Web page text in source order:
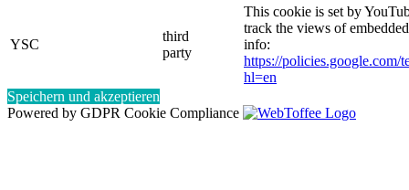
YSC
third
party
This cookie is set by
track the views of
info:
https://policies.google.com/
hl=en
Speichern und akzeptieren
Powered by GDPR Cookie Compliance